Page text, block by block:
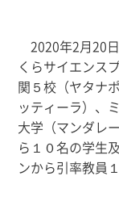
2020年2月20
くらサイエンス
関５校（ヤタナ
ッティーラ）、
大学（マンダレ
ら１０名の学生
ンから引率教員